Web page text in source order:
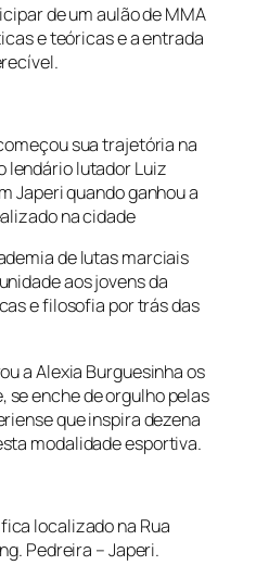
de um aulão de MMA
e teóricas e a entrada
sua trajetória na
lendário lutador Luiz
Japeri quando ganhou a
na cidade
de lutas marciais
aos jovens da
e filosofia por trás das
a Alexia Burguesinha os
se enche de orgulho pelas
que inspira dezena
modalidade esportiva.
localizado na Rua
Pedreira – Japeri.